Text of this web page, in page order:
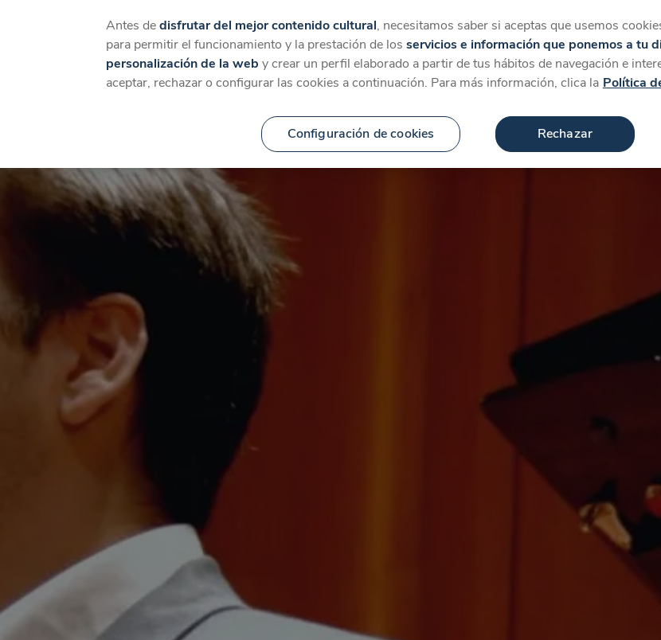
Catálogo Temáticas Categorías Favoritos Más
Antes dedisfrutar del mejor contenido cultural, necesitamos saber si aceptas que usemos
para permitir el funcionamiento y la prestación de los servicios e información que ponemos a tu
personalización de la web y crear un perfil elaborado a partir de tus hábitos de navegación e
aceptar, rechazar o configurar las cookies a continuación. Para más información, clica la Política
Configuración de cookies Rechazar